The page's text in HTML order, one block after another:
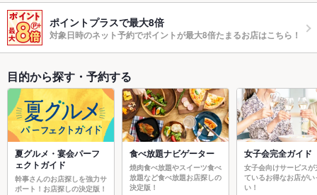
ポイントプラスで最大8倍
対象日時のネット予約でポイントが最大8倍たまるお店はこちら！
目的から探す・予約する
夏グルメ・宴会パーフ
ェクトガイド
幹事さんのお店探しを強力サ
ポート！お店探しの決定版！
食べ放題ナビゲーター
焼肉食べ放題やスイーツ食べ
放題など食べ放題お店探しの
決定版！
女子会完全ガイド
女子会向けサービスが
ているお得なお店がい
い！